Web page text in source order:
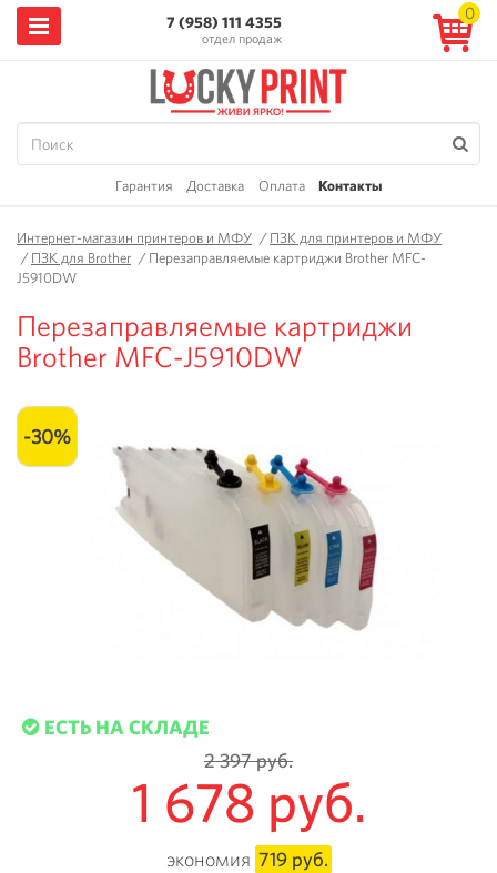
7 (958) 111 4355
отдел продаж
0
Гарантия Доставка Оплата Контакты
Интернет-магазин принтеров и МФУ /ПЗК для принтеров и МФУ
/ПЗК для Brother /Перезаправляемые картриджи Brother MFC-
J5910DW
Перезаправляемые картриджи
Brother MFC-J5910DW
-30%
ЕСТЬ НА СКЛАДЕ
2 397 руб.
1 678 руб.
экономия 719 руб.